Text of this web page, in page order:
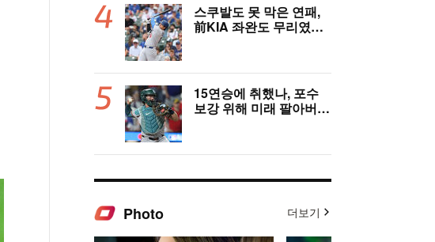
스쿠발도 못 막은 연패,
前KIA 좌완도 무리였
패 수렁 [LAD 리뷰]
15연승에 취했나, 포수
보강 위해 미래 팔아버린
Photo 더보기